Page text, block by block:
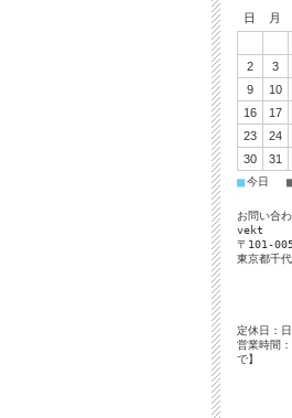
日 月
2
3
9
10
16
17
23
24
30
31
■今日
お問い合
vekt
〒101-
東京都千
定休日：
営業時間
で】